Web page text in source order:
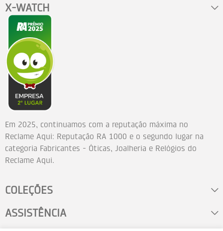
X-WATCH
Em 2025, continuamos com a reputação máxima no
Reclame Aqui: Reputação RA 1000 e o segundo lugar na
categoria Fabricantes - Óticas, Joalheria e Relógios do
Reclame Aqui.
COLEÇÕES
ASSISTÊNCIA